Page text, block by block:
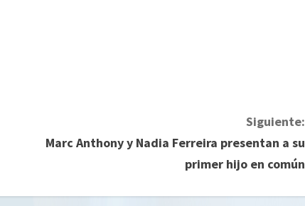
Siguiente:
Marc Anthony y Nadia Ferreira presentan a su
primer hijo en común